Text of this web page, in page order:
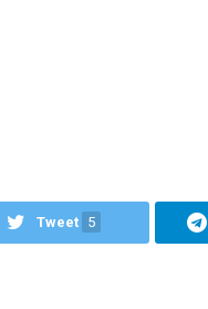
Tweet 5